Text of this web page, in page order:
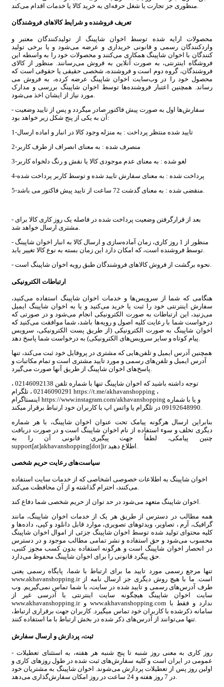
تعریف فروشنده و شرایط کالاهای فروشندگان
محصولات ارایه شده توسط اخوان شاپینگ از تولیدکنندگان معتبر و
واردکنندگان رسمی و قانونی خریداری و عرضه می‌شود و یا برخی تولید
کنندگان با اخوان شاپینگ همکاری می‌کنند و محصولات خود را به‌ واسطه این
فروشگاه اینترنتی، به صورت آنلاین به فروش می‌رسانند. منظور از کالای
فروشندگان، گروه دوم است و فروشنده، شخصی حقیقی یا حقوقی است که
محصول خود را در وب‌سایت اخوان شاپینگ عرضه کرده، به فروش می
رساند. همچنین اعتبار فروشنده‌ها توسط اخوان شاپینگ بررسی و مدارک
مورد نیاز از ایشان اخذ می‌شود.
- سفارش‌ها اول به صورت پیش فاکتور صادر میگردد و پس از تایید وضعیت
آن به یکی از پنج شکل زیر خواهد بود:
1-تایید شده منتظر پرداخت : به منزله وجود کالا در انبار و اماده ارسال
2-منصرف شده : به معنای انصراف از طرف کاربر
3-لغو شده : به معنای عدم موجودی کالا یا نقش و رنگ دلخواه کاربر
4-پرداخت شده : به معنای سفارش تایید شده و توسط کاربر پرداخت شده
5-منقضی شده : به معنای گدشت 72 ساعت از تایید پیش فاکتور می باشد.
- بعد از قرارگرفتن وضعیت پرداخت شده در فاصله یک روز کاری کالا برای
مشتری ارسال خواهد شد.
- منظور از 1 روز کاری، زمان آماده‌سازی و ارسال کالا به انبار اخوان شاپینگ
توسط فروشنده است، که امکان دارد این زمان بسته به نوع کالا تغییر یابد.
- نحوه برگشت از فروش کالاهای فروشندگان طبق رویه اخوان شاپینگ است.
ارتباطات الکترونیکی
هنگامی که شما از سرویس‌‏ها و خدمات اخوان شاپینگ استفاده می‏‌کنید،
سفارش اینترنتی خود را ثبت یا خرید می‏‌کنید و یا به اخوان شاپینگ ایمیل
می‏‌زنید، این ارتباطات به صورت الکترونیکی انجام می‏‌شود و در صورتی که
درخواست شما با رعایت کلیه اصول و رویه‏‌ها باشد، شما موافقت می‌‏کنید که
اخوان شاپینگ به صورت الکترونیکی (از طریق پست الکترونیکی، سرویس
همچنین آدرس ایمیل و تلفن‌هایی که مشتری در پروفایل خود ثبت می‌کند، تنها
آدرس ایمیل و تلفن‌های رسمی و مورد تایید مشتری است و تمام مکاتبات و
توجه داشته باشید که اخوان شاپینگ تنها با شماره تلفن 02146092138 ،
02146090291 ، تلگرام https://t.me/akhavanshopping ،
اینستاگرام https://www.instagram.com/akhavanshopping و یا با شماره
بنابراین ارسال هرگونه پیامک تحت عنوان اخوان شاپینگ، با هر شماره
دیگری تخلف و سوء استفاده از نام اخوان شاپینگ است و در صورت دریافت
چنین پیامکی، لطفاً جهت پیگیری قانونی آن را به
سیاست‏‌های رعایت حریم شخصی
اخوان شاپینگ به اطلاعات خصوصی اشخاصى که از خدمات سایت استفاده
می‏‌کنند، احترام گذاشته و از آن محافظت می‏‌کند.
اخوان شاپینگ متعهد می‏‌شود در حد توان از حریم شخصی شما دفاع کند.
همه مطالب در دسترس از طریق هر یک از خدمات اخوان شاپینگ، مانند
گرافیک، آرم ، تصاویر، ویدئوهای تصویری، موارد قابل دانلود و کپی، داده‌ها و
کلیه محتوای تولید شده توسط اخوان شاپینگ جزئی از اموال اخوان شاپینگ
محسوب می‏‌شود و حق استفاده و نشر تمامی مطالب موجود و در دسترس
در انحصار اخوان شاپینگ است و هرگونه استفاده بدون کسب مجوز کتبی،
حق پیگرد قانونی را برای اخوان شاپینگ محفوظ می‏‌دارد.
تنها مرجع رسمی مورد تایید ما برای ارتباط با شما، پایگاه رسمی یعنی
www.akhavanshopping.ir است. ما با هیچ روش دیگری جز ارسال نامه از
طرف آدرس‏‌های رسمی و تایید شده در سایت، با شما تماس نمی‌‏گیریم. وب
سایت اخوان شاپینگ هیچگونه سایت اینترنتی با آدرسی غیر از
www.akhavanshopping.ir و www.akhavanshopping.com ندارد و فقط با
سامانه ذکرشده با کاربران خود تماس میگیرد. کاربران جهت برقراری ارتباط،
تنها می‏‌توانند از آدرس‌‏های ذکر شده در بخش ارتباط با ما استفاده کنند.
ثبت، پردازش و ارسال سفارش
- روز کاری به معنی روز شنبه تا پنج شنبه هر هفته، به استثنای تعطیلات
عمومی در ایران است و کلیه سفارش‏‌های ثبت شده در طول روزهای کاری و
اولین روز پس از تعطیلات پردازش می‌‏شوند. اخوان شاپینگ به مشتریان خود
در 7 روز هفته و 24 ساعت در روز امکان سفارش‌‏گذاری می‌‏دهد.